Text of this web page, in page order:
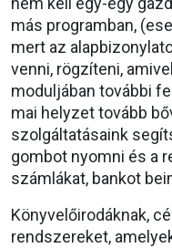
más programban,
mert az
venni, rögzíteni,
moduljában további
mai helyzet tovább
szolgáltatásaink
gombot nyomni és a
számlákat, bankot
Könyvelőirodáknak,
rendszereket,